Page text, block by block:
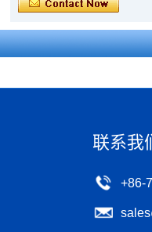
联系我
+86-